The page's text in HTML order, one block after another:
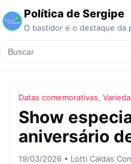
Política de Sergipe
O bastidor e o destaque da
Datas comemorativas,
Show
aniversário
19/03/2026 • Lotti Caldas